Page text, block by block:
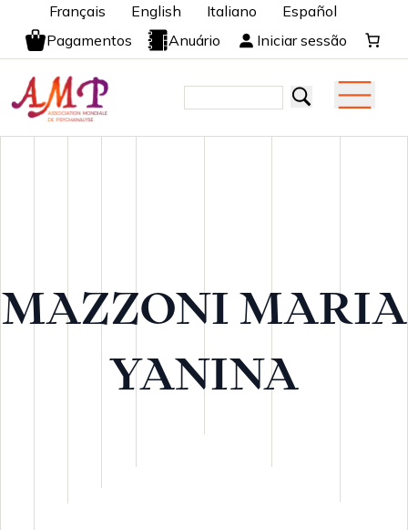
Français English Italiano
Español
Pagamentos
Anuário Iniciar sessão
MAZZONI MARIA
YANINA